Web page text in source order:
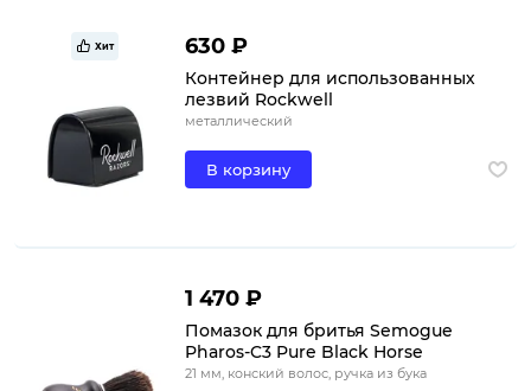
Хит 630 ₽
Контейнер для использованных
лезвий Rockwell
металлический
В корзину
1 470 ₽
Помазок для бритья Semogue
Pharos-C3 Pure Black Horse
21 мм, конский волос, ручка из бука